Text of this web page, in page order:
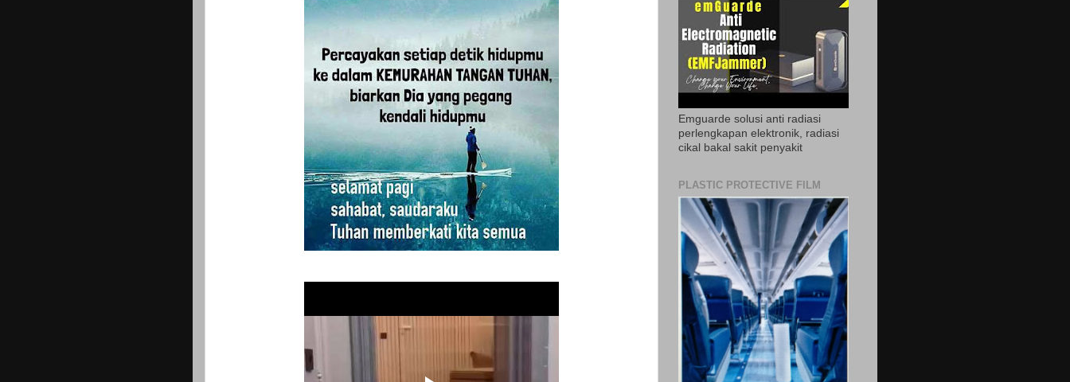
Emguarde solusi anti radiasi
perlengkapan elektronik, radiasi
cikal bakal sakit penyakit
PLASTIC PROTECTIVE FILM